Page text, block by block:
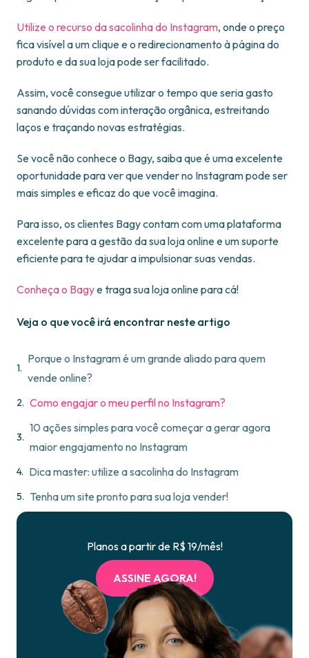
Utilize o recurso da sacolinha do Instagram, onde o preço
fica visível a um clique e o redirecionamento à página do
produto e da sua loja pode ser facilitado.
Assim, você consegue utilizar o tempo que seria gasto
sanando dúvidas com interação orgânica, estreitando
laços e traçando novas estratégias.
Se você não conhece o Bagy, saiba que é uma excelente
oportunidade para ver que vender no Instagram pode ser
mais simples e eficaz do que você imagina.
Para isso, os clientes Bagy contam com uma plataforma
excelente para a gestão da sua loja online e um suporte
eficiente para te ajudar a impulsionar suas vendas.
Conheça o Bagye traga sua loja online para cá!
Veja o que você irá encontrar neste artigo
Porque o Instagram é um grande aliado para quem
vende online?
Como engajar o meu perfil no Instagram?
10 ações simples para você começar a gerar agora
maior engajamento no Instagram
Dica master: utilize a sacolinha do Instagram
Tenha um site pronto para sua loja vender!
Planos a partir de R$ 19/mês!
ASSINE AGORA!